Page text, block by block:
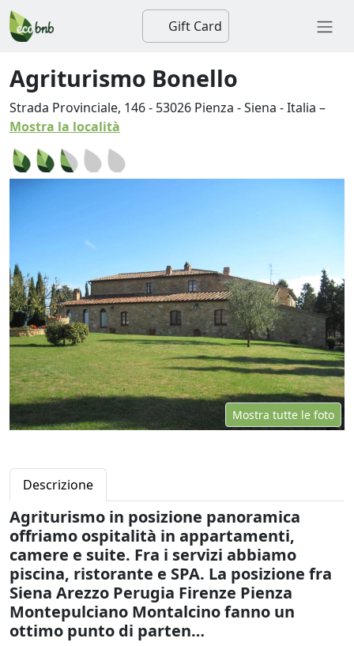
Gift Card
Agriturismo Bonello
Strada Provinciale, 146- 53026 Pienza -Siena -Italia –
Mostra la località
Mostra tutte le foto
Descrizione
Agriturismo in posizione panoramica
offriamo ospitalità in appartamenti,
camere e suite. Fra i servizi abbiamo
piscina, ristorante e SPA. La posizione fra
Siena Arezzo Perugia Firenze Pienza
Montepulciano Montalcino fanno un
ottimo punto di parten…